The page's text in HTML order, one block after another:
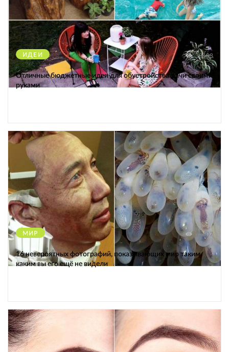
ИДЕИ 38683
Отличные бюджетные идеи для обустройства дачи своими
руками
МИР 12607
16 невероятных фотографий, показывающих мир таким,
каким вы его ещё не видели